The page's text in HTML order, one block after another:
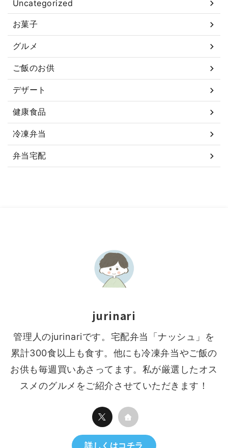
Uncategorized
お菓子
グルメ
ご飯のお供
デザート
健康食品
冷凍弁当
弁当宅配
jurinari
管理人のjurinariです。宅配弁当「ナッシュ」を
累計300食以上も食す。他にも冷凍弁当やご飯の
お供も毎週買いあさってます。私が厳選したオス
スメのグルメをご紹介させていただきます！
詳しくはコチラ